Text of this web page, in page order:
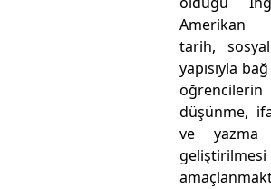
Amerikan
tarih,
yapısıyla
düşünme,
ve yazma
geliştirilmesi